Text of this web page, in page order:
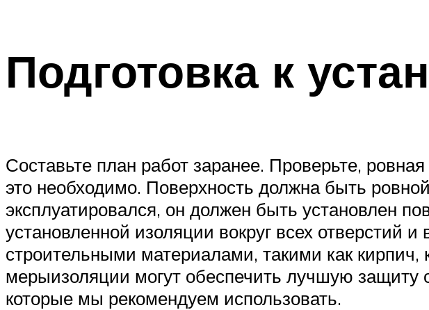
Подготовка к
Составьте план работ заранее. Проверьте,
это необходимо. Поверхность должна быть
эксплуатировался, он должен быть установлен
установленной изоляции вокруг всех отверстий
строительными материалами, такими как
мерыизоляции могут обеспечить лучшую
которые мы рекомендуем использовать.